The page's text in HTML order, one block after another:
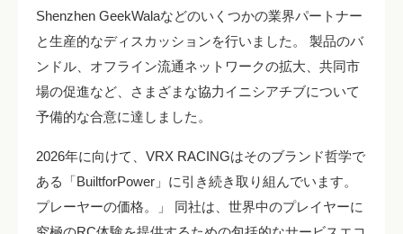
Shenzhen GeekWalaなどのいくつかの業界パートナー
と生産的なディスカッションを行いました。 製品のバ
ンドル、オフライン流通ネットワークの拡大、共同市
場の促進など、さまざまな協力イニシアチブについて
予備的な合意に達しました。
2026年に向けて、VRX RACINGはそのブランド哲学で
ある「BuiltforPower」に引き続き取り組んでいます。
プレーヤーの価格。」 同社は、世界中のプレイヤーに